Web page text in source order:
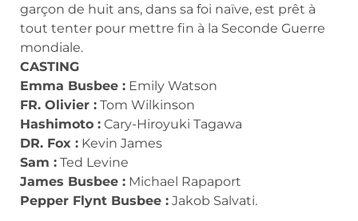
garçon de huit ans, dans sa foi naïve, est prêt à
tout tenter pour mettre fin à la Seconde Guerre
mondiale.
CASTING
Emma Busbee : Emily Watson
FR. Olivier : Tom Wilkinson
Hashimoto : Cary-Hiroyuki Tagawa
DR. Fox : Kevin James
Sam : Ted Levine
James Busbee : Michael Rapaport
Pepper Flynt Busbee : Jakob Salvati.